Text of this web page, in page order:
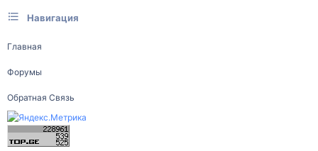
Навигация
Главная
Форумы
Обратная Связь